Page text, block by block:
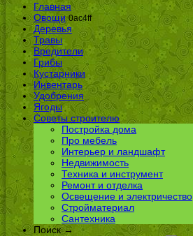
Главная
Овощи 0ac4ff
Деревья
Травы
Вредители
Грибы
Кустарники
Инвентарь
Удобрения
Ягоды
Советы строителю
Постройка дома
Про мебель
Интерьер и ландшафт
Недвижимость
Техника и инструмент
Ремонт и отделка
Освещение и электричество
Стройматериал
Сантехника
Поиск →